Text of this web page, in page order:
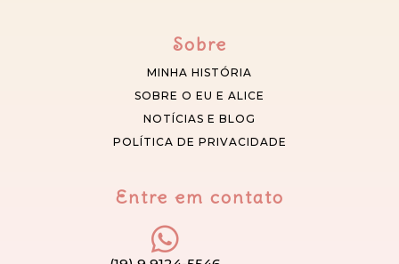
Sobre
MINHA HISTÓRIA
SOBRE O EU E ALICE
NOTÍCIAS E BLOG
POLÍTICA DE PRIVACIDADE
Entre em contato